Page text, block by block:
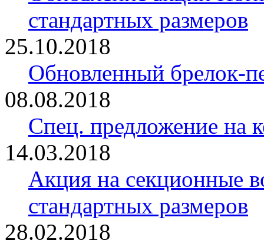
стандартных размеров
25.10.2018
Обновленный брелок-
08.08.2018
Спец. предложение на
14.03.2018
Акция на секционные
стандартных размеров
28.02.2018